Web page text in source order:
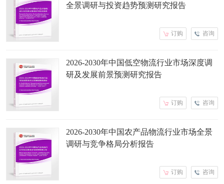
全景调研与投资趋势预测研究报告
咨询
订购
2026-2030年中国低空物流行业市场深度调
研及发展前景预测研究报告
咨询
订购
2026-2030年中国农产品物流行业市场全景
调研与竞争格局分析报告
咨询
订购